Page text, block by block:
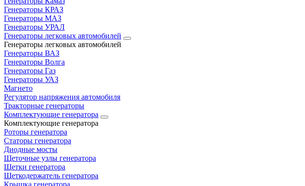
Генераторы КРАЗ
Генераторы МАЗ
Генераторы УРАЛ
Генераторы легковых автомобилей
Генераторы легковых автомобилей
Генераторы ВАЗ
Генераторы Волга
Генераторы Газ
Генераторы УАЗ
Магнето
Регулятор напряжения автомобиля
Тракторные генераторы
Комплектующие генератора
Комплектующие генератора
Роторы генератора
Статоры генератора
Диодные мосты
Щеточные узлы генератора
Щетки генератора
Щеткодержатель генератора